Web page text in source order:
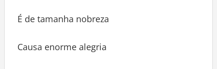
É de tamanha nobreza
Causa enorme alegria